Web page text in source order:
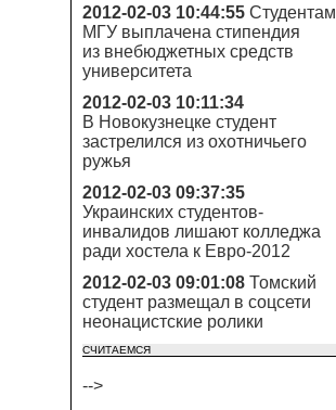
2012-02-03 10:44:55 Студентам
МГУ выплачена стипендия
из внебюджетных средств
университета
2012-02-03 10:11:34
В Новокузнецке студент
застрелился из охотничьего
ружья
2012-02-03 09:37:35
Украинских студентов-
инвалидов лишают колледжа
ради хостела к Евро-2012
2012-02-03 09:01:08 Томский
студент размещал в соцсети
неонацистские ролики
СЧИТАЕМСЯ
-->